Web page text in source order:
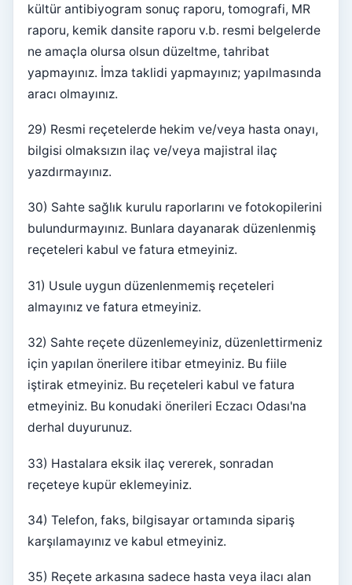
kültür antibiyogram sonuç raporu, tomografi, MR
raporu, kemik dansite raporu v.b. resmi belgelerde
ne amaçla olursa olsun düzeltme, tahribat
yapmayınız. İmza taklidi yapmayınız; yapılmasında
aracı olmayınız.
29) Resmi reçetelerde hekim ve/veya hasta onayı,
bilgisi olmaksızın ilaç ve/veya majistral ilaç
yazdırmayınız.
30) Sahte sağlık kurulu raporlarını ve fotokopilerini
bulundurmayınız. Bunlara dayanarak düzenlenmiş
reçeteleri kabul ve fatura etmeyiniz.
31) Usule uygun düzenlenmemiş reçeteleri
almayınız ve fatura etmeyiniz.
32) Sahte reçete düzenlemeyiniz, düzenlettirmeniz
için yapılan önerilere itibar etmeyiniz. Bu fiile
iştirak etmeyiniz. Bu reçeteleri kabul ve fatura
etmeyiniz. Bu konudaki önerileri Eczacı Odası'na
derhal duyurunuz.
33) Hastalara eksik ilaç vererek, sonradan
reçeteye kupür eklemeyiniz.
34) Telefon, faks, bilgisayar ortamında sipariş
karşılamayınız ve kabul etmeyiniz.
35) Reçete arkasına sadece hasta veya ilacı alan